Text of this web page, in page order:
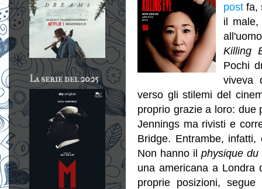
post fa,
il
Killing
Pochi
viveva
verso gli stilemi del
proprio grazie a loro: due
Jennings ma rivisti e
Bridge. Entrambe,
Non hanno il physique
una americana a Londra
proprie posizioni,
La serie del 2025